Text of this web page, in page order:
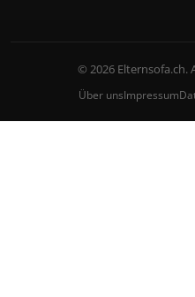
© 2026 Elternsofa.ch.
Über unsImpressum